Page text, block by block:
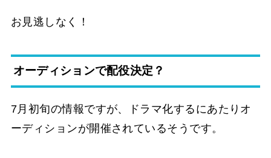
お見逃しなく！
オーディションで配役決定？
7月初旬の情報ですが、ドラマ化するにあたりオ
ーディションが開催されているそうです。